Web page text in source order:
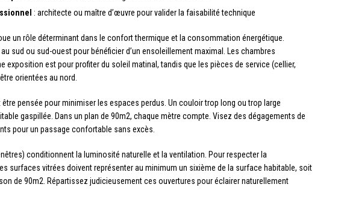
: architecte ou maître d’œuvre pour valider la faisabilité technique
un rôle déterminant dans le confort thermique et la consommation énergétique.
sud ou sud-ouest pour bénéficier d’un ensoleillement maximal. Les chambres
exposition est pour profiter du soleil matinal, tandis que les pièces de service (cellier,
orientées au nord.
pensée pour minimiser les espaces perdus. Un couloir trop long ou trop large
gaspillée. Dans un plan de 90m2, chaque mètre compte. Visez des dégagements de
pour un passage confortable sans excès.
conditionnent la luminosité naturelle et la ventilation. Pour respecter la
surfaces vitrées doivent représenter au minimum un sixième de la surface habitable, soit
de 90m2. Répartissez judicieusement ces ouvertures pour éclairer naturellement